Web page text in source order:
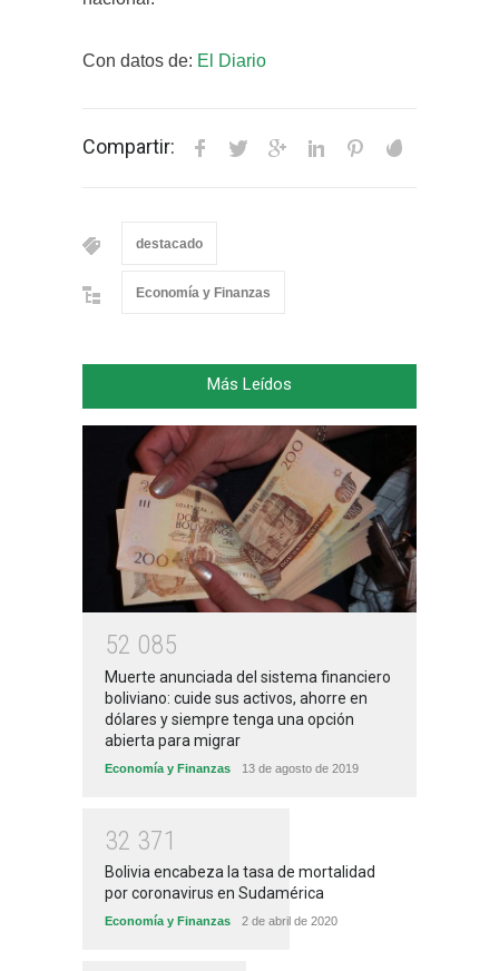
Con datos de: El Diario
Compartir:
destacado
Economía y Finanzas
Más Leídos
52 085
Muerte anunciada del sistema financiero
boliviano: cuide sus activos, ahorre en
dólares y siempre tenga una opción
abierta para migrar
Economía y Finanzas 13 de agosto de 2019
32 371
Bolivia encabeza la tasa de mortalidad
por coronavirus en Sudamérica
Economía y Finanzas 2 de abril de 2020